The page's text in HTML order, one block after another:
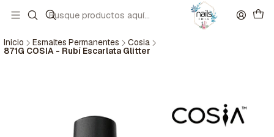
Inicio Esmaltes Permanentes Cosia
871G COSIA - Rubí Escarlata Glitter